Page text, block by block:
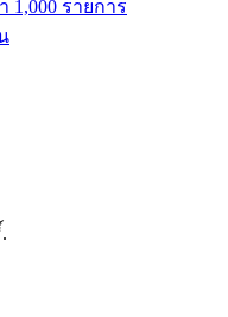
1,000 รายการ